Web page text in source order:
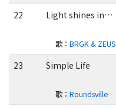
22
Light shines in…
歌： BRGK & ZEUS
23
Simple Life
歌： Roundsville